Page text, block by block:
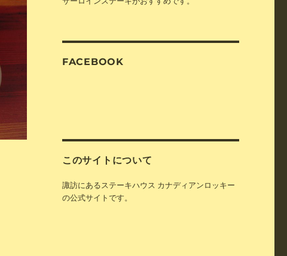
FACEBOOK
このサイトについて
諏訪にあるステーキハウス カナディアンロッキー
の公式サイトです。